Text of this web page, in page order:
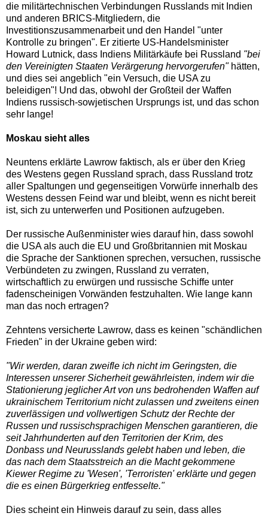
die militärtechnischen Verbindungen Russlands mit Indien
und anderen BRICS-Mitgliedern, die
Investitionszusammenarbeit und den Handel "unter
Kontrolle zu bringen". Er zitierte US-Handelsminister
Howard Lutnick, dass Indiens Militärkäufe bei Russland "bei
den Vereinigten Staaten Verärgerung hervorgerufen"hätten,
und dies sei angeblich "ein Versuch, die USA zu
beleidigen"! Und das, obwohl der Großteil der Waffen
Indiens russisch-sowjetischen Ursprungs ist, und das schon
sehr lange!
Moskau sieht alles
Neuntens erklärte Lawrow faktisch, als er über den Krieg
des Westens gegen Russland sprach, dass Russland trotz
aller Spaltungen und gegenseitigen Vorwürfe innerhalb des
Westens dessen Feind war und bleibt, wenn es nicht bereit
ist, sich zu unterwerfen und Positionen aufzugeben.
Der russische Außenminister wies darauf hin, dass sowohl
die USA als auch die EU und Großbritannien mit Moskau
die Sprache der Sanktionen sprechen, versuchen, russische
Verbündeten zu zwingen, Russland zu verraten,
wirtschaftlich zu erwürgen und russische Schiffe unter
fadenscheinigen Vorwänden festzuhalten. Wie lange kann
man das noch ertragen?
Zehntens versicherte Lawrow, dass es keinen "schändlichen
Frieden" in der Ukraine geben wird:
"Wir werden, daran zweifle ich nicht im Geringsten, die
Interessen unserer Sicherheit gewährleisten, indem wir die
Stationierung jeglicher Art von uns bedrohenden Waffen auf
ukrainischem Territorium nicht zulassen und zweitens einen
zuverlässigen und vollwertigen Schutz der Rechte der
Russen und russischsprachigen Menschen garantieren, die
seit Jahrhunderten auf den Territorien der Krim, des
Donbass und Neurusslands gelebt haben und leben, die
das nach dem Staatsstreich an die Macht gekommene
Kiewer Regime zu 'Wesen', 'Terroristen' erklärte und gegen
die es einen Bürgerkrieg entfesselte."
Dies scheint ein Hinweis darauf zu sein, dass alles